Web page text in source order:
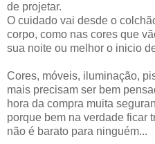
de projetar.
O cuidado vai desde o
corpo, como nas cores que
sua noite ou melhor o inicio
Cores, móveis, iluminação,
mais precisam ser bem
hora da compra muita
porque bem na verdade ficar
não é barato para ninguém...